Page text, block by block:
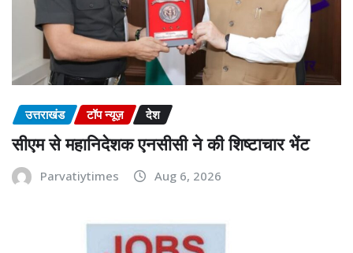
उत्तराखंड टॉप न्यूज़ देश
सीएम से महानिदेशक एनसीसी ने की शिष्टाचार भेंट
Parvatiytimes Aug 6, 2026